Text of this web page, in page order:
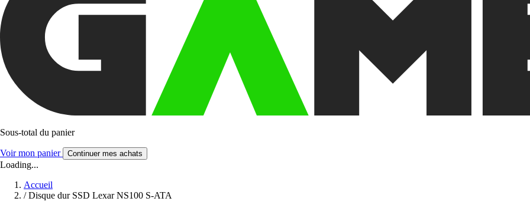
Sous-total du panier
Voir mon panier Continuer mes achats
Loading...
Accueil
/ Disque dur SSD Lexar NS100 S-ATA